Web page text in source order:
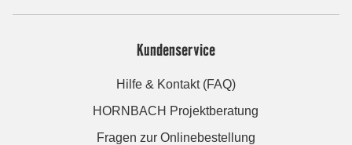
Kundenservice
Hilfe & Kontakt (FAQ)
HORNBACH Projektberatung
Fragen zur Onlinebestellung